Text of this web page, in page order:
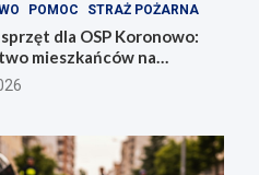
POMOC STRAŻ POŻARNA
dla OSP Koronowo:
mieszkańców na